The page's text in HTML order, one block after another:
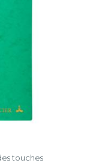
touches